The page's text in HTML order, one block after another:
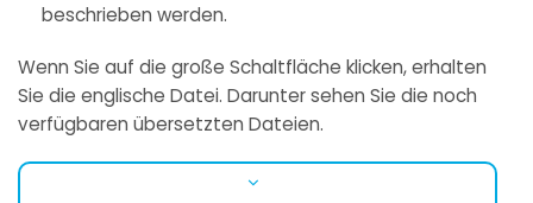
beschrieben werden.
Wenn Sie auf die große Schaltfläche klicken, erhalten
Sie die englische Datei. Darunter sehen Sie die noch
verfügbaren übersetzten Dateien.